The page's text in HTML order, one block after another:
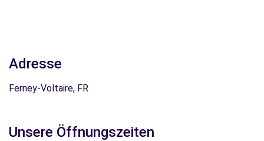
Adresse
Ferney-Voltaire, FR
Unsere Öffnungszeiten